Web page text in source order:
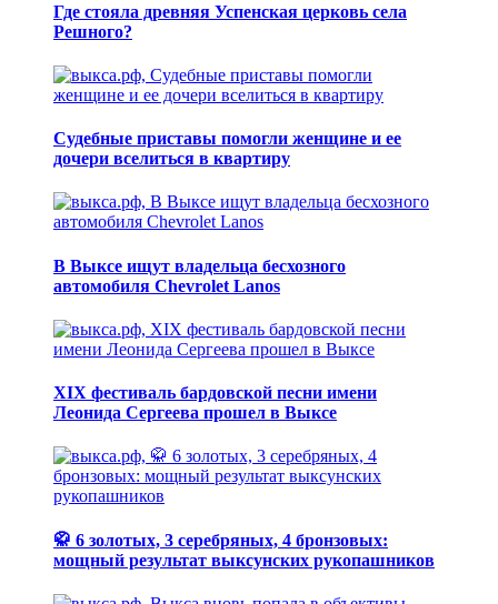
Где стояла древняя Успенская церковь села
Решного?
Судебные приставы помогли женщине и ее
дочери вселиться в квартиру
В Выксе ищут владельца бесхозного
автомобиля Chevrolet Lanos
XIX фестиваль бардовской песни имени
Леонида Сергеева прошел в Выксе
🥋 6 золотых, 3 серебряных, 4 бронзовых:
мощный результат выксунских рукопашников